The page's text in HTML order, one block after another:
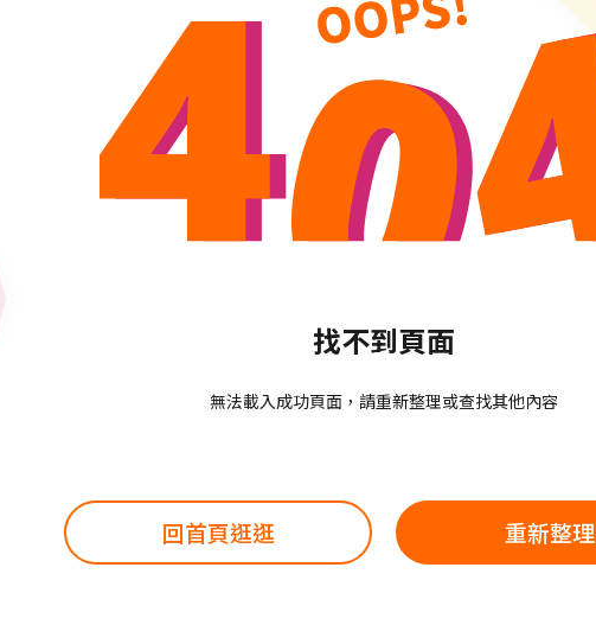
找不到頁面
無法載入成功頁面，請重新整理或查找其他內容
回首頁逛逛 重新整理